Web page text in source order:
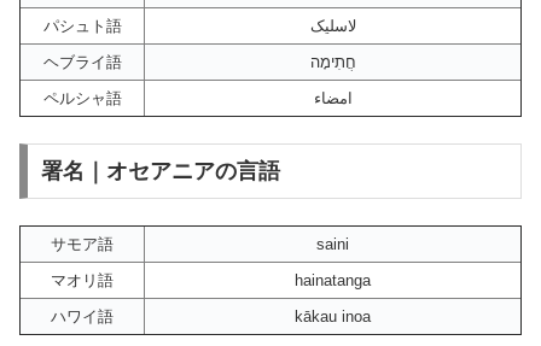
パシュト語
لاسلیک
ヘブライ語
חֲתִימָה
ペルシャ語
امضاء
署名｜オセアニアの言語
サモア語
saini
マオリ語
hainatanga
ハワイ語
kākau inoa